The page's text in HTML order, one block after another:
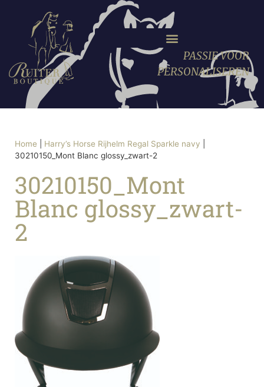
PASSIE VOOR
PERSONALISEREN
Home Harry’s Horse Rijhelm Regal Sparkle navy
30210150_Mont Blanc glossy_zwart-2
30210150_Mont
Blanc glossy_zwart-
2